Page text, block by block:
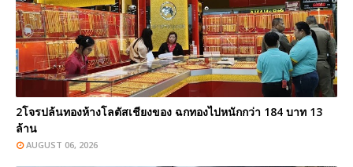
2โจรปล้นทองห้างโลตัสเชียงของ ฉกทองไปหนักกว่า 184 บาท 13
ล้าน
AUGUST 06, 2026